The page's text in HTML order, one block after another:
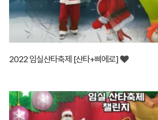
2022 임실산타축제 [산타+삐에로]